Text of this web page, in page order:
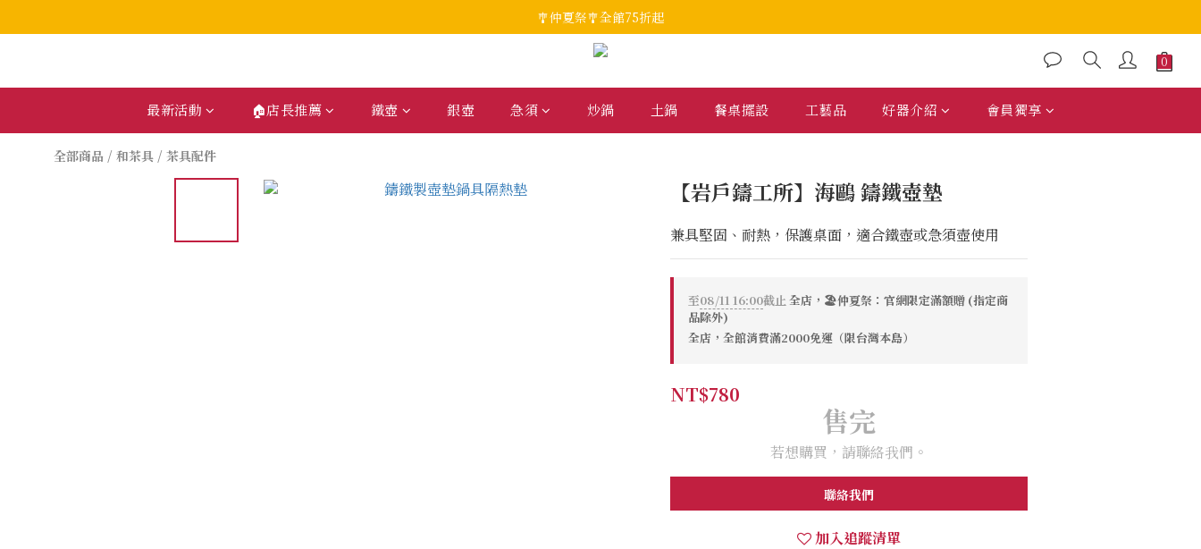
🎐仲夏祭🎐全館75折起
最新活動 🏠店長推薦 鐵壺 銀壺 急須 炒鍋 土鍋 餐桌擺設 工藝品 好器介紹 會員獨享
全部商品 / 和茶具 / 茶具配件
【岩戶鑄工所】海鷗 鑄鐵壺墊
兼具堅固、耐熱，保護桌面，適合鐵壺或急須壺使用
至08/11 16:00截止 全店，🏖️仲夏祭：官網限定滿額贈 (指定商
品除外)
全店，全館消費滿2000免運（限台灣本島）
NT$780
售完
若想購買，請聯絡我們。
聯絡我們
加入追蹤清單